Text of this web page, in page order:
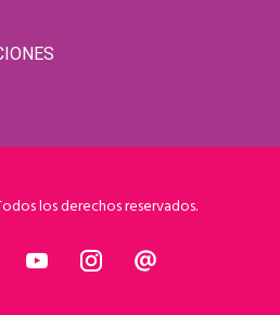
los derechos reservados.